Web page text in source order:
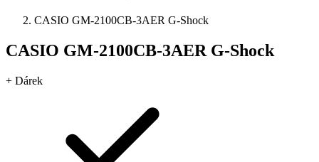
CASIO GM-2100CB-3AER G-Shock
CASIO GM-2100CB-3AER G-Shock
+ Dárek